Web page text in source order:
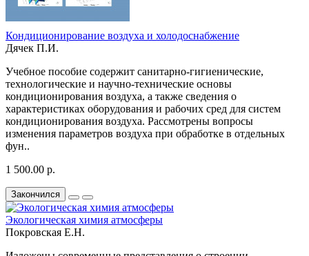
Кондиционирование воздуха и холодоснабжение
Дячек П.И.
Учебное пособие содержит санитарно-гигиенические,
технологические и научно-технические основы
кондиционирования воздуха, а также сведения о
характеристиках оборудования и рабочих сред для систем
кондиционирования воздуха. Рассмотрены вопросы
изменения параметров воздуха при обработке в отдельных
фун..
1 500.00 р.
Закончился
Экологическая химия атмосферы
Покровская Е.Н.